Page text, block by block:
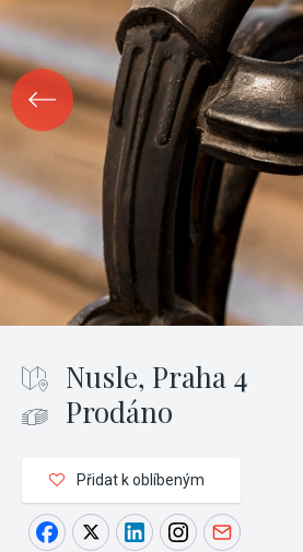
Nusle, Praha 4
Prodáno
Přidat k oblíbeným